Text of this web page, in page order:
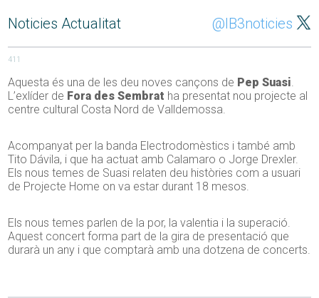
Noticies Actualitat @IB3noticies
411
Aquesta és una de les deu noves cançons de Pep Suasi.
L’exlíder de Fora des Sembrat ha presentat nou projecte al
centre cultural Costa Nord de Valldemossa.
Acompanyat per la banda Electrodomèstics i també amb
Tito Dávila, i que ha actuat amb Calamaro o Jorge Drexler.
Els nous temes de Suasi relaten deu històries com a usuari
de Projecte Home on va estar durant 18 mesos.
Els nous temes parlen de la por, la valentia i la superació.
Aquest concert forma part de la gira de presentació que
durarà un any i que comptarà amb una dotzena de concerts.